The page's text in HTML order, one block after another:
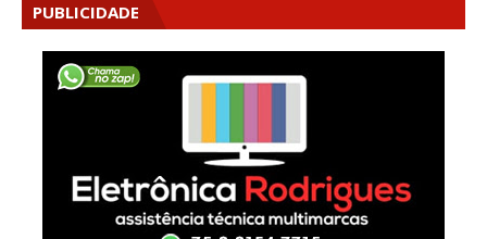
PUBLICIDADE